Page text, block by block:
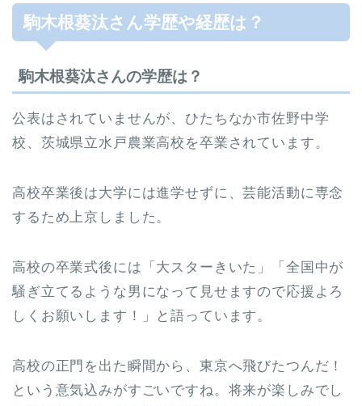
駒木根葵汰さん学歴や経歴は？
駒木根葵汰さんの学歴は？
公表はされていませんが、ひたちなか市佐野中学
校、茨城県立水戸農業高校を卒業されています。
高校卒業後は大学には進学せずに、芸能活動に専念
するため上京しました。
高校の卒業式後には「大スターきいた」「全国中が
騒ぎ立てるような男になって見せますので応援よろ
しくお願いします！」と語っています。
高校の正門を出た瞬間から、東京へ飛びたつんだ！
という意気込みがすごいですね。将来が楽しみでし